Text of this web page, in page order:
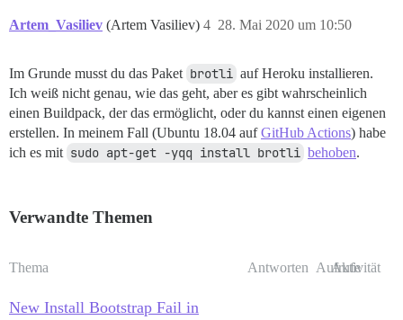
Artem_Vasiliev (Artem Vasiliev) 28. Mai 2020 um 10:50
4
Im Grunde musst du das Paket brotli auf Heroku installieren.
Ich weiß nicht genau, wie das geht, aber es gibt wahrscheinlich
einen Buildpack, der das ermöglicht, oder du kannst einen eigenen
erstellen. In meinem Fall (Ubuntu 18.04 aufGitHub Actions) habe
ich es mit sudo apt-get -yqq install brotli behoben.
Verwandte Themen
Thema Antworten Aufrufe
Aktivität
New Install Bootstrap Fail in